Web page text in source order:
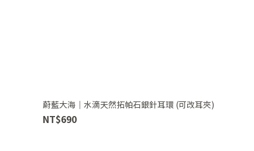
蔚藍大海｜水滴天然拓帕石銀針耳環 (可改耳夾)
NT$690